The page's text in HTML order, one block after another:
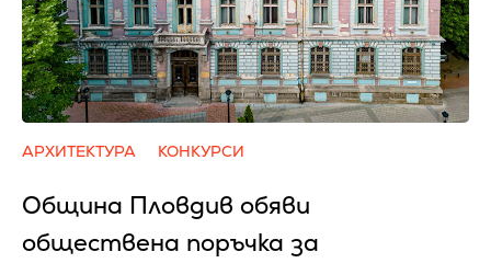
АРХИТЕКТУРА КОНКУРСИ
Община Пловдив обяви
обществена поръчка за